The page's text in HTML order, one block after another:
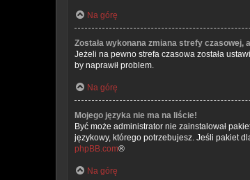
Na górę
Została wykonana zmiana strefy czasowej,
Jeżeli na pewno strefa czasowa została
by naprawił problem.
Na górę
Mojego języka nie ma na liście!
Być może administrator nie zainstalował
językowy, którego potrzebujesz. Jeśli pakiet
phpBB.com®
Na górę